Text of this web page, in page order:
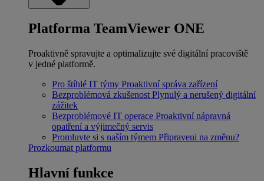
Platforma TeamViewer ONE
Proaktivně spravujte a optimalizujte své digitální pracoviště
v jedné platformě.
Pro štíhlé IT týmy Proaktivní správa zařízení
Bezproblémová zkušenost Plynulý a nerušený digitální
zážitek
Bezproblémové IT operace Proaktivní nápravná
opatření a výjimečný servis
Promluvte si s naším týmem Připraveni na změnu?
Prozkoumat platformu
Hlavní funkce